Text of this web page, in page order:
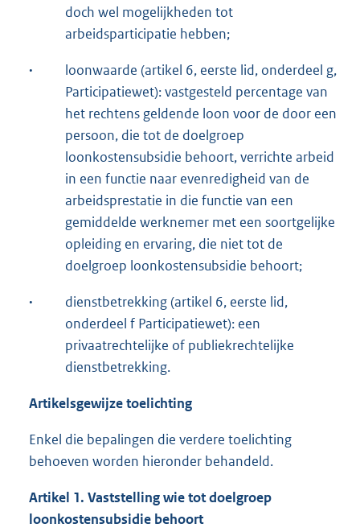
doch wel mogelijkheden tot
arbeidsparticipatie hebben;
·
loonwaarde (artikel 6, eerste lid, onderdeel g,
Participatiewet): vastgesteld percentage van
het rechtens geldende loon voor de door een
persoon, die tot de doelgroep
loonkostensubsidie behoort, verrichte arbeid
in een functie naar evenredigheid van de
arbeidsprestatie in die functie van een
gemiddelde werknemer met een soortgelijke
opleiding en ervaring, die niet tot de
doelgroep loonkostensubsidie behoort;
·
dienstbetrekking (artikel 6, eerste lid,
onderdeel f Participatiewet): een
privaatrechtelijke of publiekrechtelijke
dienstbetrekking.
Artikelsgewijze toelichting
Enkel die bepalingen die verdere toelichting
behoeven worden hieronder behandeld.
Artikel 1. Vaststelling wie tot doelgroep
loonkostensubsidie behoort